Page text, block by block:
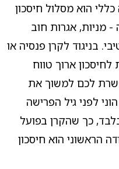
הוא מסלול חיסכון
- מניות, אגרות חוב
בניגוד לקרן פנסיה או
ארוך טווח
לכם למשוך את
לפני גיל הפרישה
כך שהקרן בפועל
הראשוני הוא חיסכון